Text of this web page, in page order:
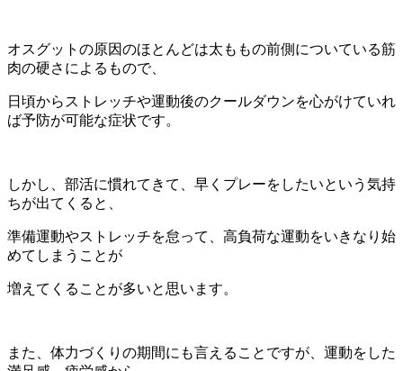
オスグットの原因のほとんどは太ももの前側についている筋
肉の硬さによるもので、
日頃からストレッチや運動後のクールダウンを心がけていれ
ば予防が可能な症状です。
しかし、部活に慣れてきて、早くプレーをしたいという気持
ちが出てくると、
準備運動やストレッチを怠って、高負荷な運動をいきなり始
めてしまうことが
増えてくることが多いと思います。
また、体力づくりの期間にも言えることですが、運動をした